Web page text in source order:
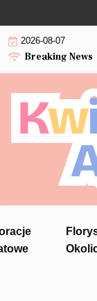
to
content2026-08-07
Breaking News